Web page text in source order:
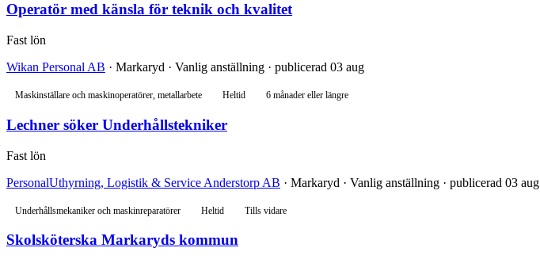
Operatör med känsla för teknik och kvalitet
Fast lön
Wikan Personal AB · Markaryd · Vanlig anställning · publicerad 03 aug
Maskinställare och maskinoperatörer, metallarbete Heltid 6 månader eller längre
Lechner söker Underhållstekniker
Fast lön
PersonalUthyrning, Logistik & Service Anderstorp AB · Markaryd · Vanlig anställning · publicerad 03 aug
Underhållsmekaniker och maskinreparatörer Heltid Tills vidare
Skolsköterska Markaryds kommun